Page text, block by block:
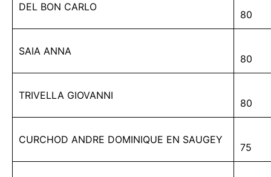
DEL BON CARLO
80
SAIA ANNA
80
TRIVELLA GIOVANNI
80
CURCHOD ANDRE DOMINIQUE EN SAUGEY
75